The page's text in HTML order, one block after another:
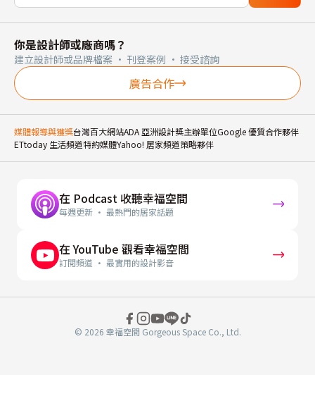
你是設計師或廠商嗎？
建立設計師或品牌檔案 · 刊登案例 · 接受諮詢
廣告合作
媒體報導與獲獎台灣百大網站ADA 亞洲設計獎主辦單位Google 優質合作夥伴
ETtoday 生活頻道特約媒體Yahoo! 居家頻道策略夥伴
在 Podcast 收聽幸福空間
每週更新 · 最熱門的居家話題
在 YouTube 觀看幸福空間
訂閱頻道 · 最實用的設計影音
© 2026 幸福空間 Gorgeous Space Co., Ltd.